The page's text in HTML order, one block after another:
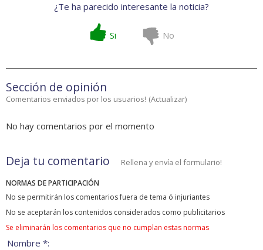
¿Te ha parecido interesante la noticia?
Si No
Sección de opinión
Comentarios enviados por los usuarios! (Actualizar)
No hay comentarios por el momento
Deja tu comentario Rellena y envía el formulario!
NORMAS DE PARTICIPACIÓN
No se permitirán los comentarios fuera de tema ó injuriantes
No se aceptarán los contenidos considerados como publicitarios
Se eliminarán los comentarios que no cumplan estas normas
Nombre *: